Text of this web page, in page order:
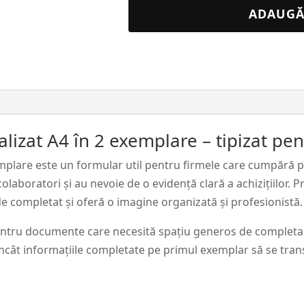
achiziții
A4 în 2 exemplare – tipizat
este un formular util pentru firmele care cumpără
și au nevoie de o evidență clară a achizițiilor.
completat și oferă o imagine organizată și profesionistă.
documente care necesită spațiu generos de
informațiile completate pe primul exemplar să se